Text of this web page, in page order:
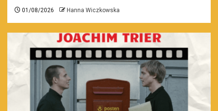
01/08/2026 Hanna Wiczkowska